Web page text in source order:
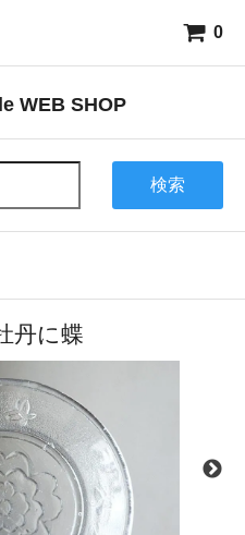
0
WEB SHOP
検索
丹に蝶